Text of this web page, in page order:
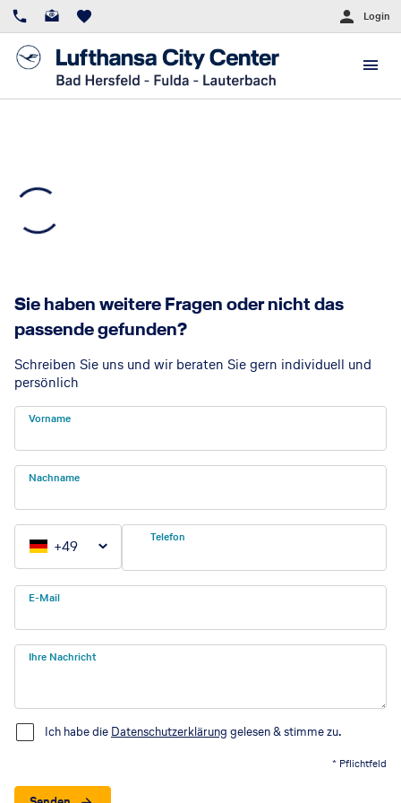
Login
Sie haben weitere Fragen oder nicht das
passende gefunden?
Schreiben Sie uns und wir beraten Sie gern individuell und
persönlich
Vorname
Nachname
+49 Telefon
E-Mail
Ihre Nachricht
Ich habe die Datenschutzerklärung gelesen & stimme zu.
* Pflichtfeld